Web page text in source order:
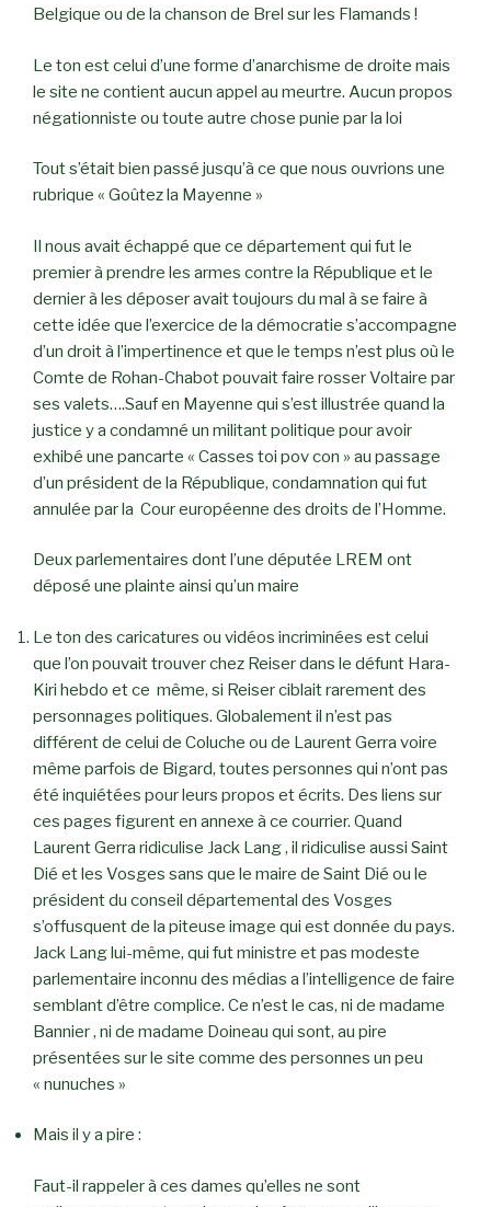
Belgique ou de la chanson de Brel sur les Flamands !
Le ton est celui d’une forme d’anarchisme de droite mais
le site ne contient aucun appel au meurtre. Aucun propos
négationniste ou toute autre chose punie par la loi
Tout s’était bien passé jusqu’à ce que nous ouvrions une
rubrique « Goûtez la Mayenne »
Il nous avait échappé que ce département qui fut le
premier à prendre les armes contre la République et le
dernier à les déposer avait toujours du mal à se faire à
cette idée que l’exercice de la démocratie s’accompagne
d’un droit à l’impertinence et que le temps n’est plus où le
Comte de Rohan-Chabot pouvait faire rosser Voltaire par
ses valets….Sauf en Mayenne qui s’est illustrée quand la
justice y a condamné un militant politique pour avoir
exhibé une pancarte « Casses toi pov con » au passage
d’un président de la République, condamnation qui fut
annulée par la Cour européenne des droits de l’Homme.
Deux parlementaires dont l’une députée LREM ont
déposé une plainte ainsi qu’un maire
Le ton des caricatures ou vidéos incriminées est celui
que l’on pouvait trouver chez Reiser dans le défunt Hara-
Kiri hebdo et ce même, si Reiser ciblait rarement des
personnages politiques. Globalement il n’est pas
différent de celui de Coluche ou de Laurent Gerra voire
même parfois de Bigard, toutes personnes qui n’ont pas
été inquiétées pour leurs propos et écrits. Des liens sur
ces pages figurent en annexe à ce courrier. Quand
Laurent Gerra ridiculise Jack Lang , il ridiculise aussi Saint
Dié et les Vosges sans que le maire de Saint Dié ou le
président du conseil départemental des Vosges
s’offusquent de la piteuse image qui est donnée du pays.
Jack Lang lui-même, qui fut ministre et pas modeste
parlementaire inconnu des médias a l’intelligence de faire
semblant d’être complice. Ce n’est le cas, ni de madame
Bannier , ni de madame Doineau qui sont, au pire
présentées sur le site comme des personnes un peu
« nunuches »
Mais il y a pire :
Faut-il rappeler à ces dames qu’elles ne sont